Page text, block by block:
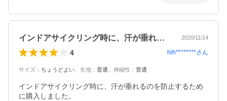
インドアサイクリング時に、汗が垂れるの… 2020/11/14
4 hih********さん
サイズ ： ちょうどよい 生地 ： 普通 伸縮性 ： 普通
インドアサイクリング時に、汗が垂れるのを防止するため
に購入しました。